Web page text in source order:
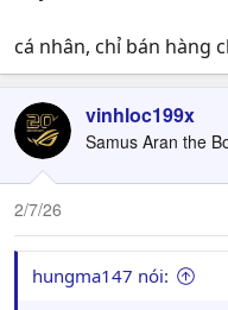
cá nhân, chỉ bán hàng
vinhloc199x
Samus Aran the
2/7/26
hungma147 nói: